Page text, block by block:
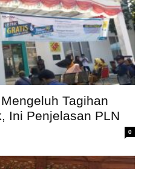
Tagihan
Ini Penjelasan PLN
0